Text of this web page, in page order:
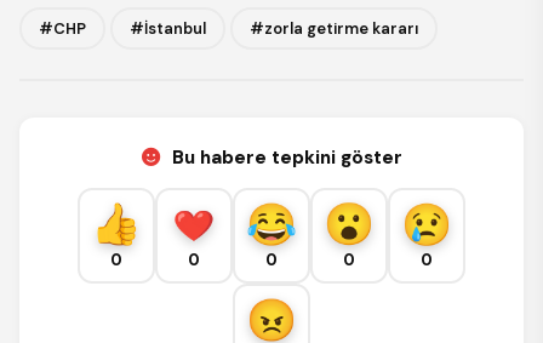
#CHP #İstanbul #zorla getirme kararı
Bu habere tepkini göster
0 0 0 0 0